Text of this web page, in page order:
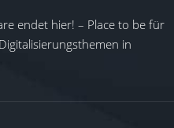
endet hier! – Place to be für
in